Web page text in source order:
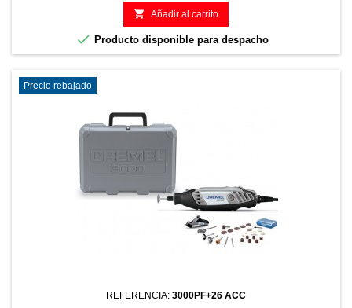
base
 Añadir al carrito
 Producto disponible para despacho
Precio rebajado
REFERENCIA: 3000PF+26 ACC